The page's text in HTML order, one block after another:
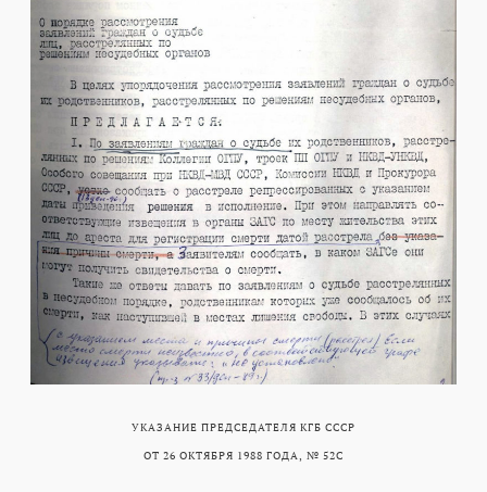
УКАЗАНИЕ ПРЕДСЕДАТЕЛЯ КГБ СССР
ОТ 26 ОКТЯБРЯ 1988 ГОДА, № 52С